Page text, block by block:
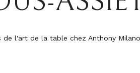
de l'art de la table chez Anthony